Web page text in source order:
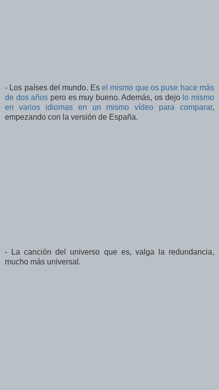
- Los países del mundo. Es el mismo que os puse hace más
de dos años pero es muy bueno. Además, os dejo lo mismo
en varios idiomas en un mismo vídeo para comparar,
empezando con la versión de España.
- La canción del universo que es, valga la redundancia,
mucho más universal.